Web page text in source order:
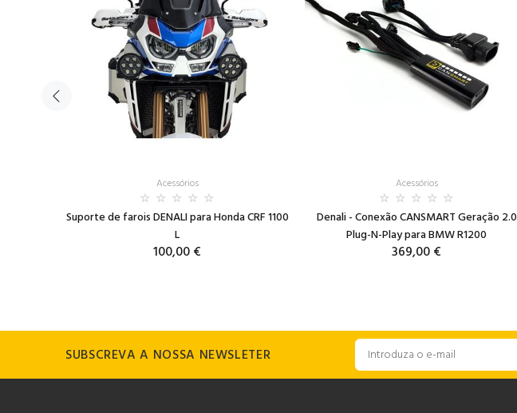
Acessórios
Suporte de farois DENALI para Honda CRF 1100
L
100,00 €
Acessórios
Denali - Conexão CANSMART Geração 2.0
Plug-N-Play para BMW R1200
369,00 €
SUBSCREVA A NOSSA NEWSLETER